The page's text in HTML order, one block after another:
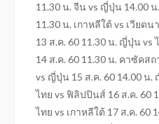
11.30 น. จีน vs ญี่ปุ่น 14.00
11.30 น. เกาหลีใต้ vs เวียด
13 ส.ค. 60 11.30 น. ญี่ปุ่น vs
14 ส.ค. 60 11.30 น. คาซัคส
vs ญี่ปุ่น 15 ส.ค. 60 14.00 น.
ไทย vs ฟิลิปปินส์ 16 ส.ค. 60
ไทย vs เกาหลีใต้ 17 ส.ค. 60